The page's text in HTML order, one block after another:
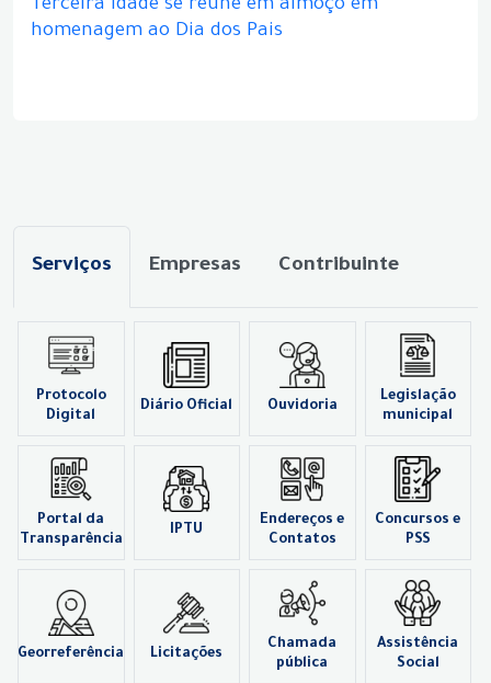
Terceira idade se reúne em almoço em
homenagem ao Dia dos Pais
Serviços Empresas Contribuinte
Protocolo
Digital
Diário Oficial Ouvidoria
Legislação
municipal
Portal da
Transparência
IPTU
Endereços e
Contatos
Concursos e
PSS
Georreferência Licitações
Chamada
pública
Assistência
Social